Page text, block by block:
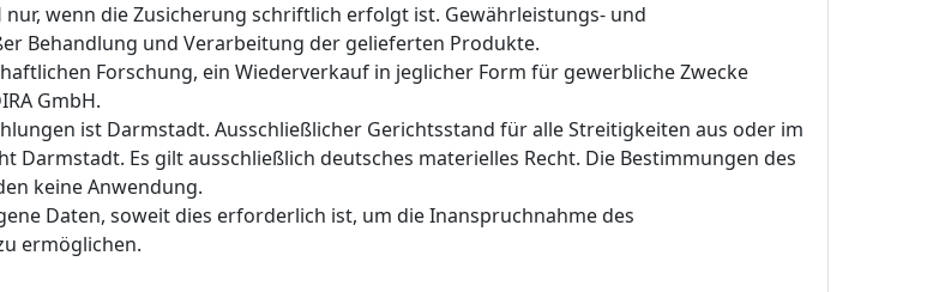
wenn die Zusicherung schriftlich erfolgt ist. Gewährleistungs- und
Behandlung und Verarbeitung der gelieferten Produkte.
Forschung, ein Wiederverkauf in jeglicher Form für gewerbliche Zwecke
GmbH.
ist Darmstadt. Ausschließlicher Gerichtsstand für alle Streitigkeiten aus oder im
Darmstadt. Es gilt ausschließlich deutsches materielles Recht. Die Bestimmungen des
keine Anwendung.
Daten, soweit dies erforderlich ist, um die Inanspruchnahme des
ermöglichen.